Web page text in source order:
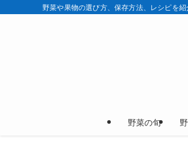
野菜や果物の選び方、保存方法、レシピを
野菜の旬